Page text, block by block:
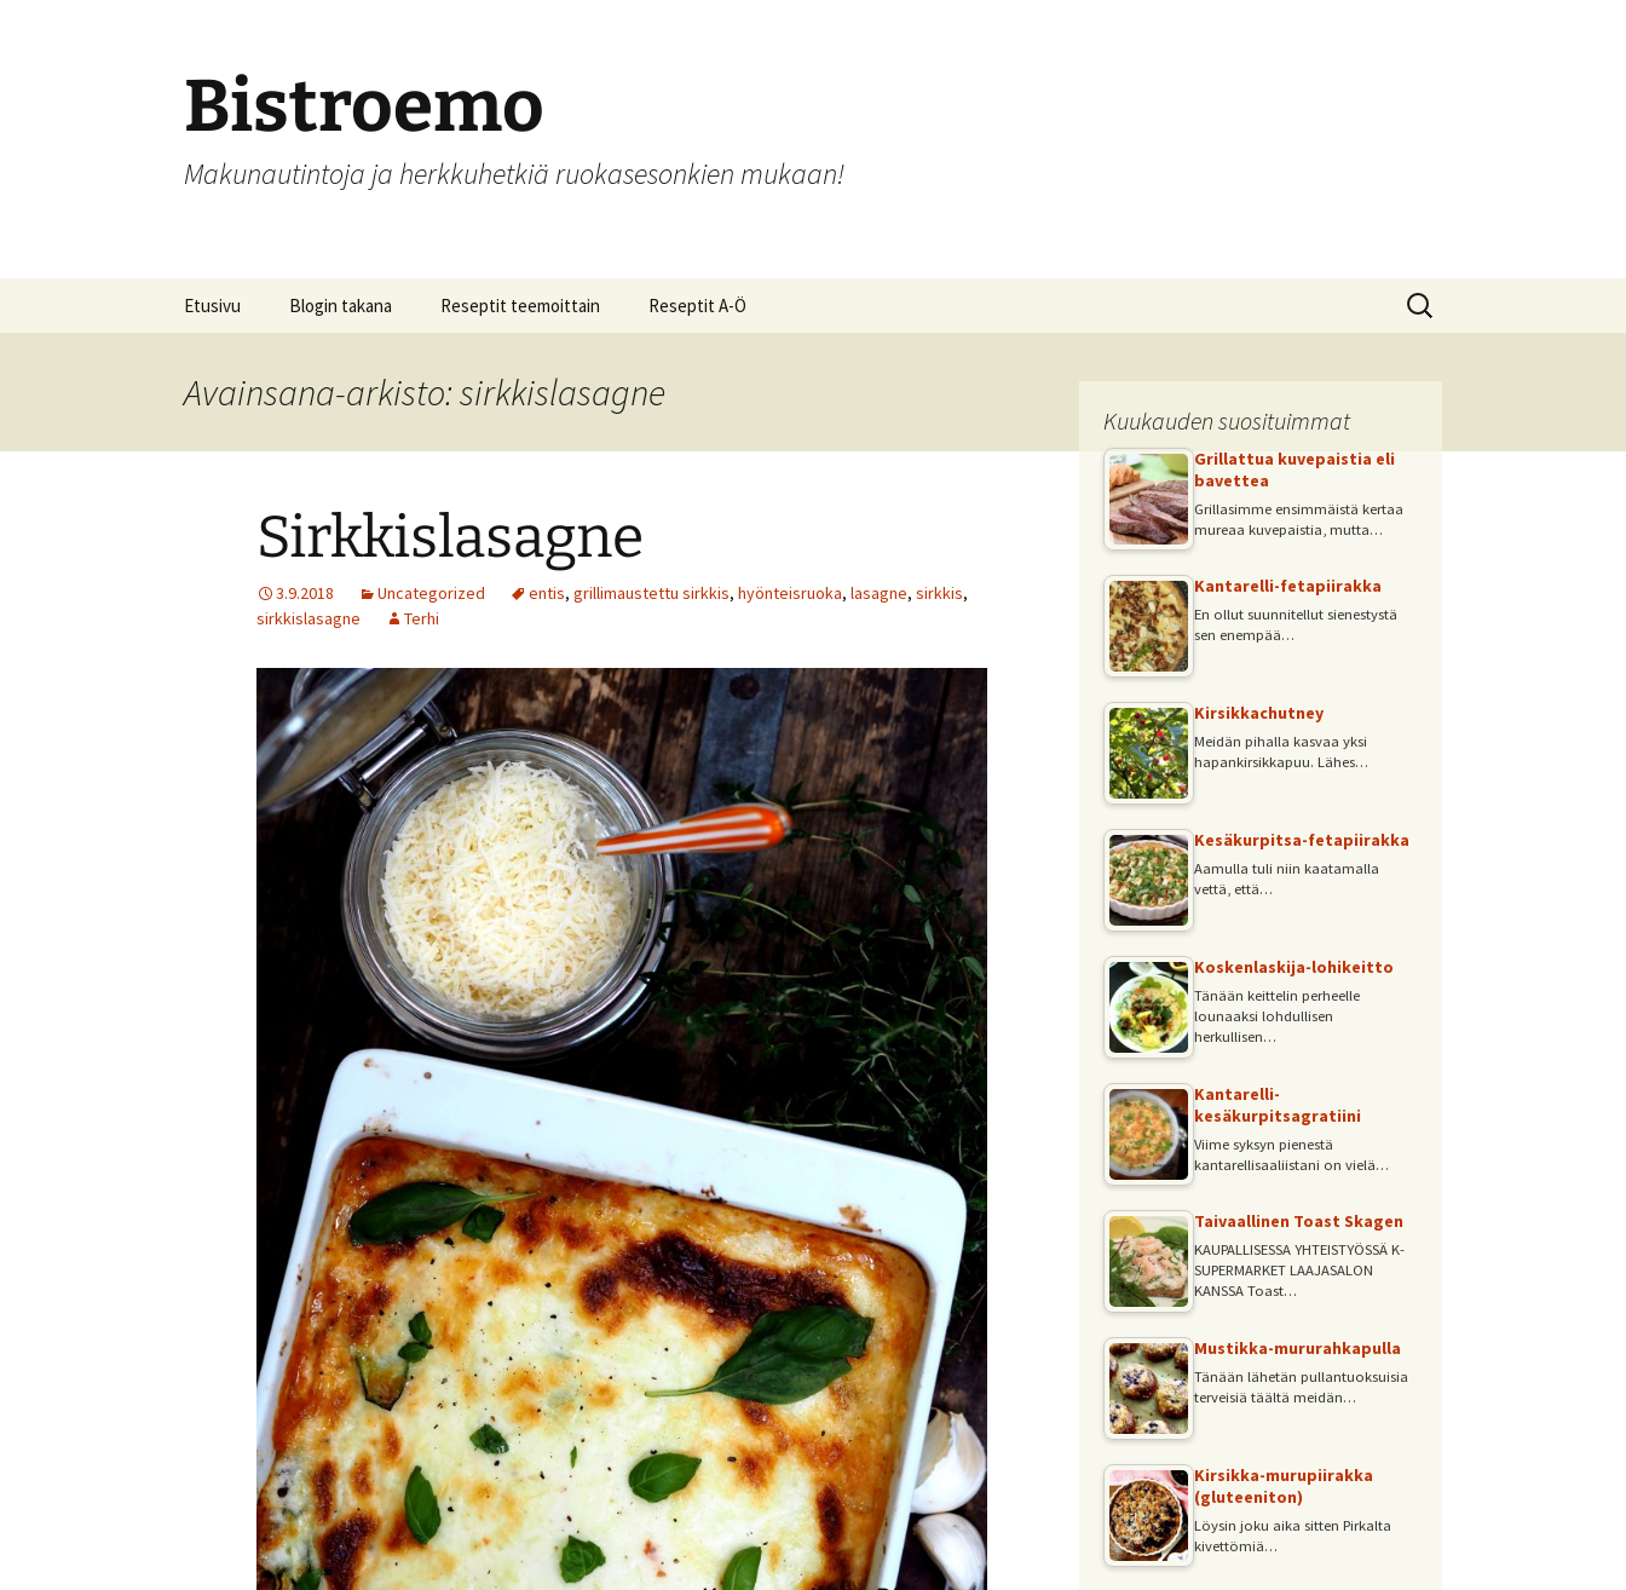
Bistroemo
Makunautintoja ja herkkuhetkiä ruokasesonkien mukaan!
Etusivu Blogin takana Reseptit teemoittain
Joulu
Jälkiruokia
Kalaruokia
Kasvisherkkuja
Keitot
Liharuokia
Lintu
Lisukkeet
Makeat leivonnaiset
Munakkaat
Pastat
Pizzat
Risotot
Salaatit
Sienet
Suolaiset leivonnaiset
Reseptit A-Ö
Haku:
Avainsana-arkisto: sirkkislasagne
Sirkkislasagne
3.9.2018 Uncategorized entis, grillimaustettu sirkkis, hyönteisruoka, lasagne, sirkkis,
sirkkislasagne
Terhi
Kuukauden suosituimmat
Grillattua kuvepaistia eli
bavettea
Grillasimme ensimmäistä kertaa
mureaa kuvepaistia, mutta…
Kantarelli-fetapiirakka
En ollut suunnitellut sienestystä
sen enempää…
Kirsikkachutney
Meidän pihalla kasvaa yksi
hapankirsikkapuu. Lähes…
Kesäkurpitsa-fetapiirakka
Aamulla tuli niin kaatamalla
vettä, että…
Koskenlaskija-lohikeitto
Tänään keittelin perheelle
lounaaksi lohdullisen
herkullisen…
Kantarelli-
kesäkurpitsagratiini
Viime syksyn pienestä
kantarellisaaliistani on vielä…
Taivaallinen Toast Skagen
KAUPALLISESSA YHTEISTYÖSSÄ K-
SUPERMARKET LAAJASALON
KANSSA Toast…
Mustikka-mururahkapulla
Tänään lähetän pullantuoksuisia
terveisiä täältä meidän…
Kirsikka-murupiirakka
(gluteeniton)
Löysin joku aika sitten Pirkalta
kivettömiä…